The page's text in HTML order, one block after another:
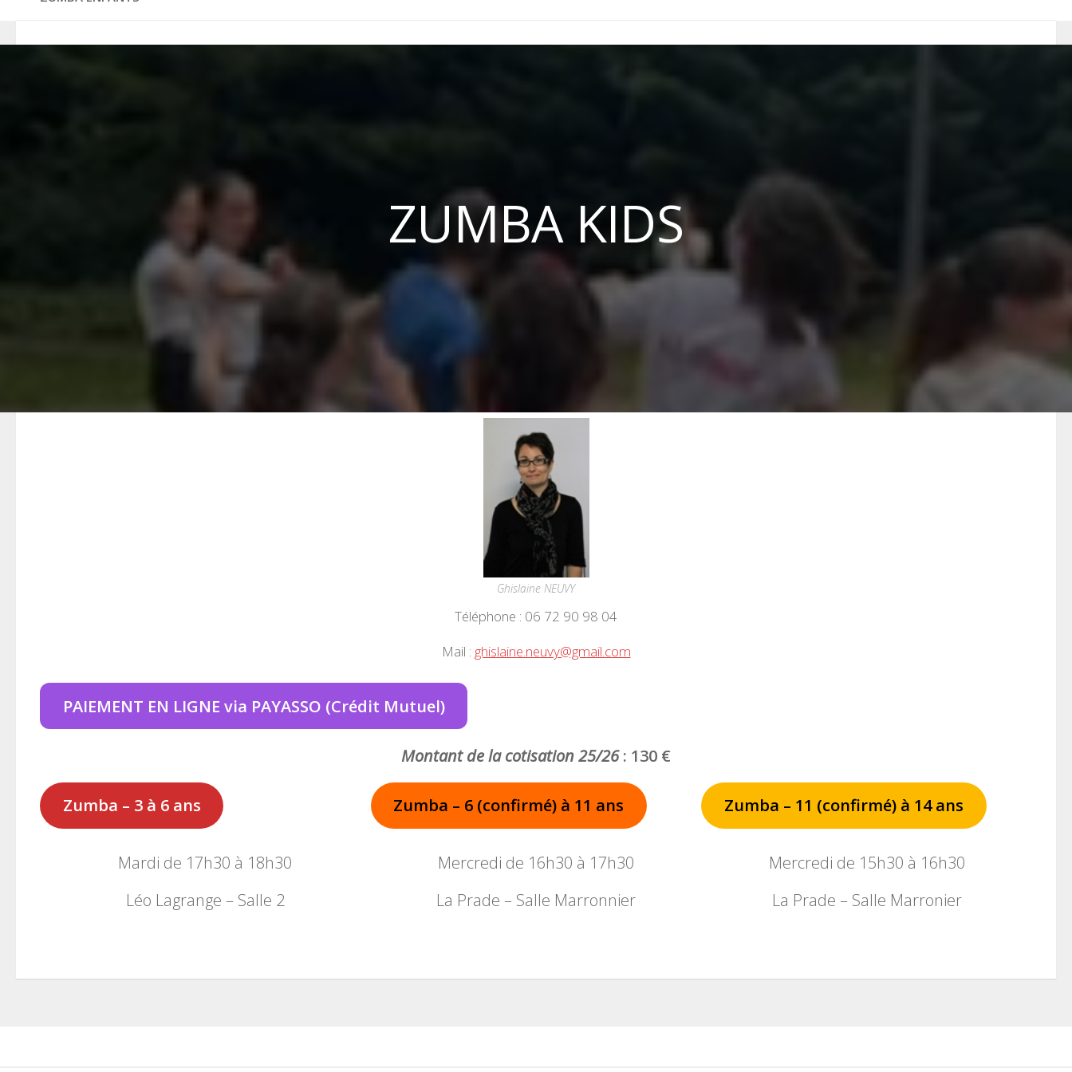
ZUMBA KIDS
Ghislaine NEUVY
Téléphone : 06 72 90 98 04
Mail : ghislaine.neuvy@gmail.com
PAIEMENT EN LIGNE via PAYASSO (Crédit Mutuel)
Montant de la cotisation 25/26: 130 €
Zumba – 3 à 6 ans Zumba – 6 (confirmé) à 11 ans Zumba – 11 (confirmé) à 14 ans
Mardi de 17h30 à 18h30
Léo Lagrange – Salle 2
Mercredi de 16h30 à 17h30
La Prade – Salle Marronnier
Mercredi de 15h30 à 16h30
La Prade – Salle Marronier